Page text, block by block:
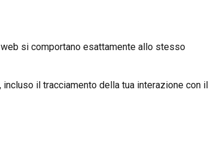
si comportano esattamente allo stesso
il tracciamento della tua interazione con il